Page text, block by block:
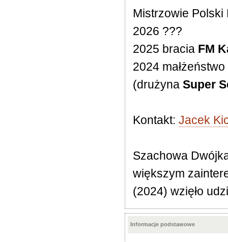
Mistrzowie Polski
2026 ???
2025 bracia FM
2024 małżeństwo
(drużyna Super
Kontakt: Jacek
Szachowa
większym
(2024) wzięło
Informacje podstawowe